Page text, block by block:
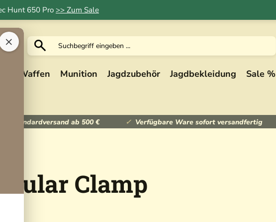
Hunt 650 Pro >> Zum Sale
×
Waffen Munition Jagdzubehör Jagdbekleidung Sale %
Standardversand ab 500 € Verfügbare Ware sofort versandfertig
Clamp